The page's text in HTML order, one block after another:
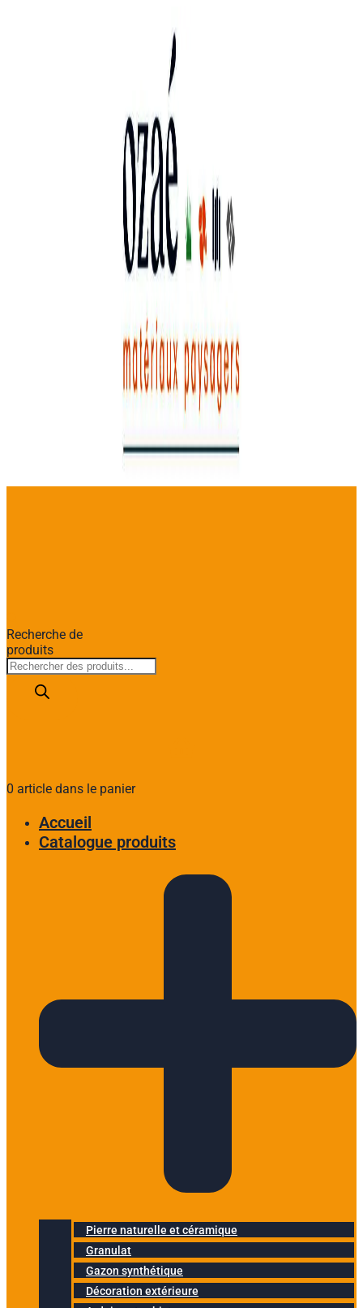
Recherche de
produits
0 article dans le panier
Accueil
Catalogue produits
Pierre naturelle et céramique
Granulat
Gazon synthétique
Décoration extérieure